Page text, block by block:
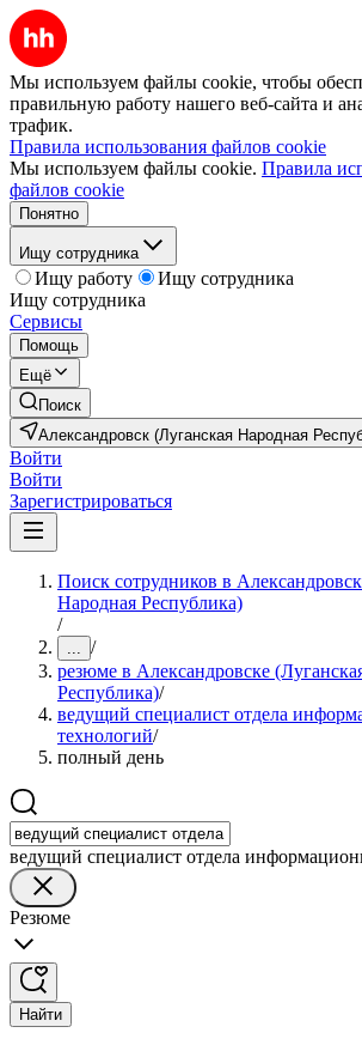
Мы используем файлы cookie, чтобы
правильную работу нашего веб-сайта и
трафик.
Правила использования файлов cookie
Мы используем файлы cookie. Правила
файлов cookie
Понятно
Ищу сотрудника
Ищу работу
Ищу сотрудника
Ищу сотрудника
Сервисы
Помощь
Ещё
Поиск
Александровск (Луганская Народная
Войти
Войти
Зарегистрироваться
Поиск сотрудников в
Народная Республика)
/
... /
резюме в Александровске
Республика)/
ведущий специалист отдела
технологий/
полный день
ведущий специалист отдела
Резюме
Найти